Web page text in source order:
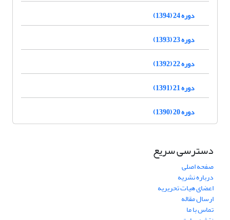
دوره 24 (1394)
دوره 23 (1393)
دوره 22 (1392)
دوره 21 (1391)
دوره 20 (1390)
دسترسی سریع
صفحه اصلی
درباره نشریه
اعضای هیات تحریریه
ارسال مقاله
تماس با ما